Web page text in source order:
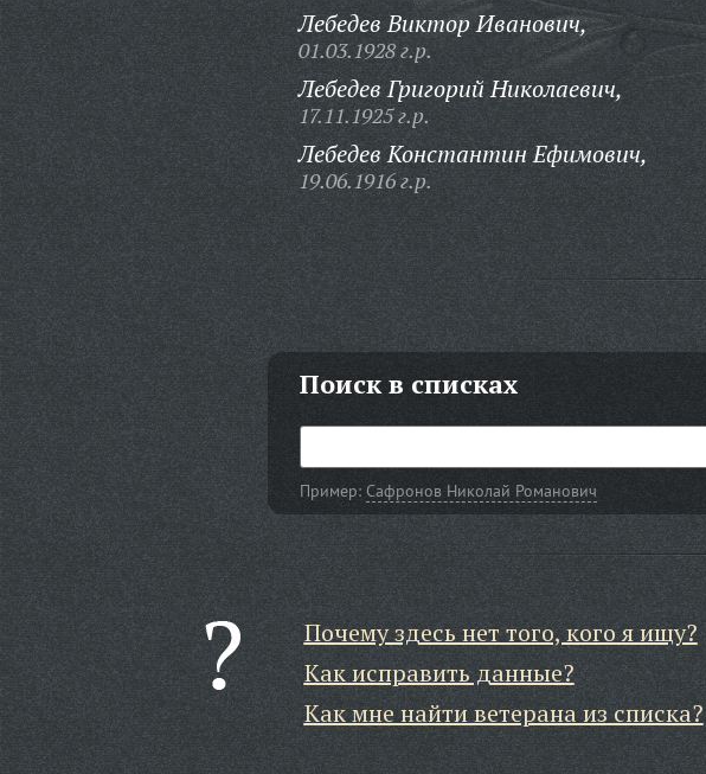
Лебедев Виктор Иванович,
01.03.1928 г.р.
Лебедев Григорий Николаевич,
17.11.1925 г.р.
Лебедев Константин Ефимович,
19.06.1916 г.р.
Поиск в списках
Пример: Сафронов Николай Романович
Почему здесь нет того, кого я ищу?
Как исправить данные?
Как мне найти ветерана из списка?